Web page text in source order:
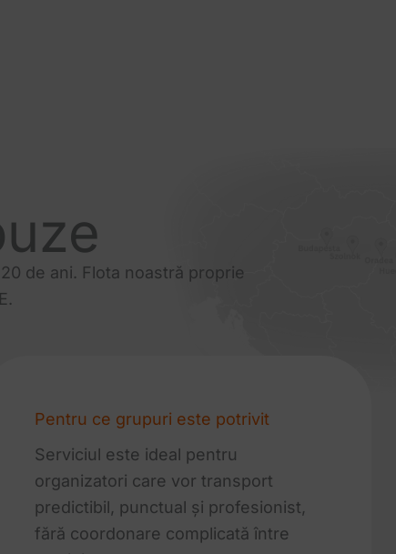
de ani. Flota noastră proprie
Pentru ce grupuri este potrivit
Serviciul este ideal pentru
organizatori care vor transport
predictibil, punctual și profesionist,
fără coordonare complicată între